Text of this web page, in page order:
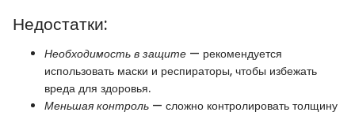
Недостатки:
Необходимость в защите — рекомендуется
использовать маски и респираторы, чтобы избежать
вреда для здоровья.
Меньшая контроль — сложно контролировать толщину